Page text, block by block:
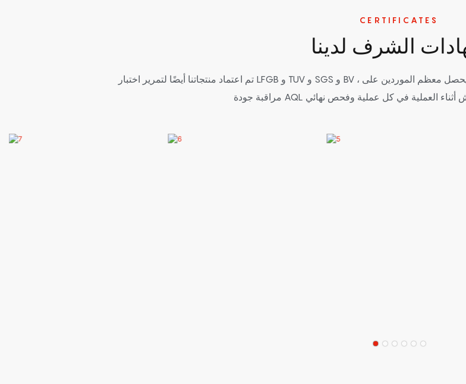
CERTIFICATES
الشرف لدينا
تم اعتماد منتجاتنا أيضًا لتمرير اختبار LFGB و TUV و SGS و BV ، ويحصل معظم الموردين على WCA و BSCI و Sedex Audit وما إلى ذلك. لدينا نظام